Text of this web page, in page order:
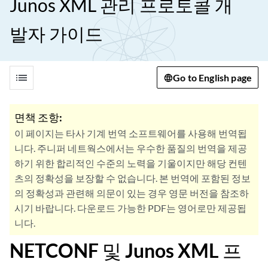
Junos XML 관리 프로토콜 개
발자 가이드
list Go to English page
면책 조항:
이 페이지는 타사 기계 번역 소프트웨어를 사용해 번역됩
니다. 주니퍼 네트웍스에서는 우수한 품질의 번역을 제공
하기 위한 합리적인 수준의 노력을 기울이지만 해당 컨텐
츠의 정확성을 보장할 수 없습니다. 본 번역에 포함된 정보
의 정확성과 관련해 의문이 있는 경우 영문 버전을 참조하
시기 바랍니다. 다운로드 가능한 PDF는 영어로만 제공됩
니다.
NETCONF 및 Junos XML 프